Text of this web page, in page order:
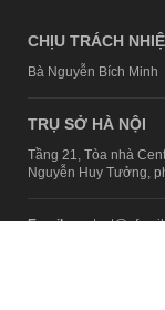
CHỊU TRÁCH
Bà Nguyễn Bích Minh
TRỤ SỞ HÀ NỘI
Tầng 21, Tòa nhà
Nguyễn Huy Tưởng,
Email: